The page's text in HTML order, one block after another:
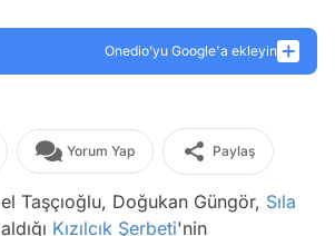
Onedio’yu Google'a ekleyin
Yorum Yap Paylaş
Taşçıoğlu, Doğukan Güngör, Sıla
Kızılcık Şerbeti'nin